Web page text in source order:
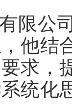
限公
他结
求，
统化